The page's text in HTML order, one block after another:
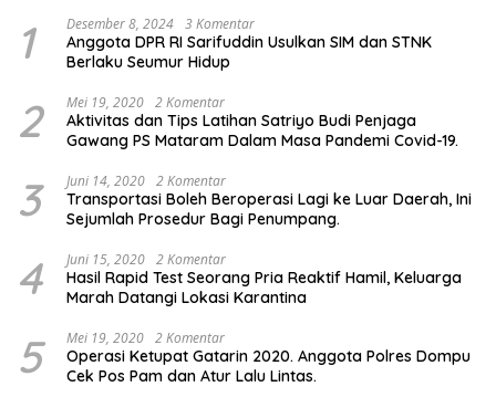
1 Desember 8, 2024 3 Komentar
Anggota DPR RI Sarifuddin Usulkan SIM dan STNK
Berlaku Seumur Hidup
2 Mei 19, 2020 2 Komentar
Aktivitas dan Tips Latihan Satriyo Budi Penjaga
Gawang PS Mataram Dalam Masa Pandemi Covid-19.
3 Juni 14, 2020 2 Komentar
Transportasi Boleh Beroperasi Lagi ke Luar Daerah, Ini
Sejumlah Prosedur Bagi Penumpang.
4 Juni 15, 2020 2 Komentar
Hasil Rapid Test Seorang Pria Reaktif Hamil, Keluarga
Marah Datangi Lokasi Karantina
5 Mei 19, 2020 2 Komentar
Operasi Ketupat Gatarin 2020. Anggota Polres Dompu
Cek Pos Pam dan Atur Lalu Lintas.